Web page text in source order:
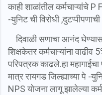
काही शाळांतील कर्मचाऱ्यांचे
-युनिट ची विरोधी
दिवाळी सणाचा आनंद
शिक्षकेतर कर्मचाऱ्यांना वाढीव
परिपत्रक काढले.हा महागाईचा
मात्र रायगड जिल्ह्याच्या पे
NPS योजना लागू झालेल्या